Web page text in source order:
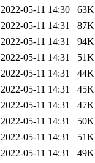
2022-05-11 14:30
63K
2022-05-11 14:31
87K
2022-05-11 14:31
94K
2022-05-11 14:31
51K
2022-05-11 14:31
44K
2022-05-11 14:31
45K
2022-05-11 14:31
47K
2022-05-11 14:31
50K
2022-05-11 14:31
51K
2022-05-11 14:31
49K